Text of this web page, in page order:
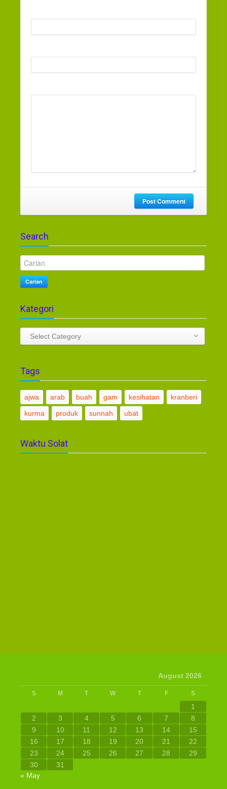
Post Comment
Search
Carian
Kategori
Kategori
Select Category
Tags
ajwa arab buah gam kesihatan
kranberi
kurma
produk sunnah ubat
Waktu Solat
August 2026
S M T W T F S
1
2
3 4 5 6 7
8
9
10 11 12 13 14
15
16
17 18 19 20 21
22
23
24 25 26 27 28
29
30
31
« May